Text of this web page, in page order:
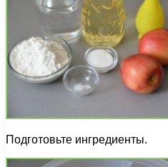
Подготовьте ингредиенты.